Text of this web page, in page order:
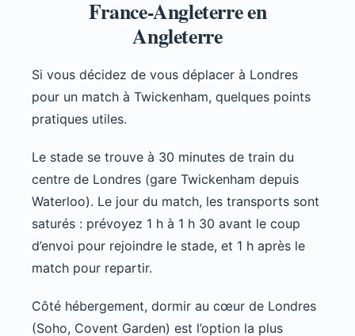
France-Angleterre en
Angleterre
Si vous décidez de vous déplacer à Londres
pour un match à Twickenham, quelques points
pratiques utiles.
Le stade se trouve à 30 minutes de train du
centre de Londres (gare Twickenham depuis
Waterloo). Le jour du match, les transports sont
saturés : prévoyez 1 h à 1 h 30 avant le coup
d’envoi pour rejoindre le stade, et 1 h après le
match pour repartir.
Côté hébergement, dormir au cœur de Londres
(Soho, Covent Garden) est l’option la plus